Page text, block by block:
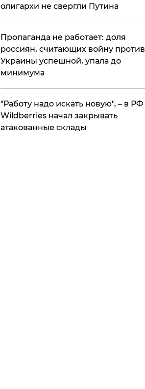
олигархи не свергли Путина
​Пропаганда не работает: доля
россиян, считающих войну против
Украины успешной, упала до
минимума
"Работу надо искать новую", – в РФ
Wildberries начал закрывать
атакованные склады